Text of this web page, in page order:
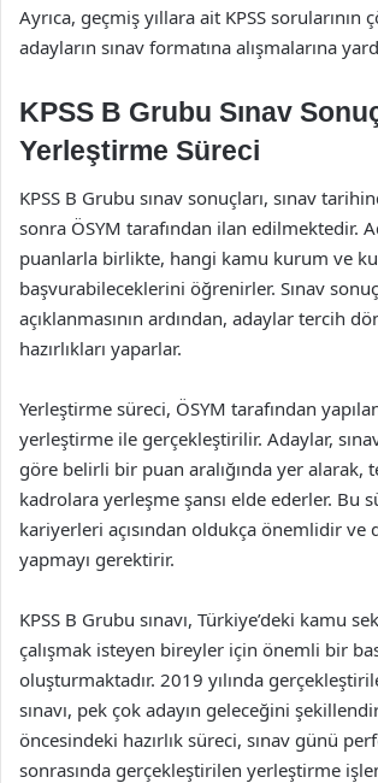
Ayrıca, geçmiş yıllara ait KPSS sorularının
adayların sınav formatına alışmalarına
KPSS B Grubu Sınav
Yerleştirme Süreci
KPSS B Grubu sınav sonuçları, sınav
sonra ÖSYM tarafından ilan edilmektedir.
puanlarla birlikte, hangi kamu kurum ve
başvurabileceklerini öğrenirler. Sınav
açıklanmasının ardından, adaylar tercih
hazırlıkları yaparlar.
Yerleştirme süreci, ÖSYM tarafından
yerleştirme ile gerçekleştirilir. Adaylar,
göre belirli bir puan aralığında yer alarak,
kadrolara yerleşme şansı elde ederler. Bu
kariyerleri açısından oldukça önemlidir
yapmayı gerektirir.
KPSS B Grubu sınavı, Türkiye’deki kamu
çalışmak isteyen bireyler için önemli bir
oluşturmaktadır. 2019 yılında
sınavı, pek çok adayın geleceğini
öncesindeki hazırlık süreci, sınav günü
sonrasında gerçekleştirilen yerleştirme